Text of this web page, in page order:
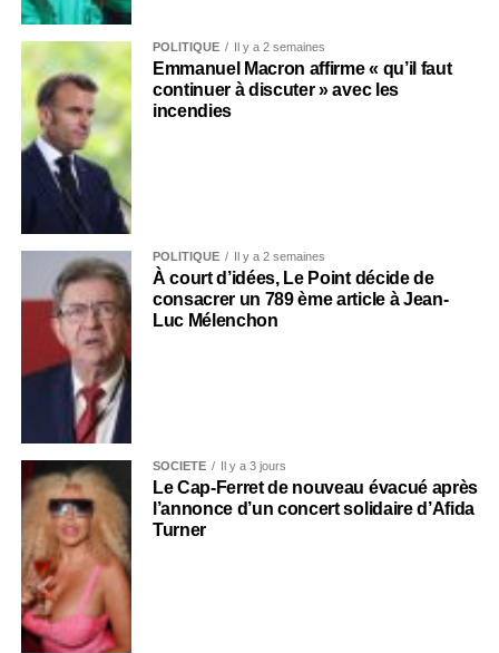
POLITIQUE Il y a 2 semaines
Emmanuel Macron affirme « qu’il faut
continuer à discuter » avec les
incendies
POLITIQUE Il y a 2 semaines
À court d’idées, Le Point décide de
consacrer un 789 ème article à Jean-
Luc Mélenchon
SOCIÉTÉ Il y a 3 jours
Le Cap-Ferret de nouveau évacué après
l’annonce d’un concert solidaire d’Afida
Turner